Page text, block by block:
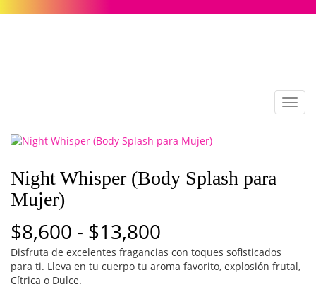
Night Whisper (Body Splash para
Mujer)
$8,600 - $13,800
de
Disfruta de excelentes fragancias con toques sofisticados
para ti. Lleva en tu cuerpo tu aroma favorito, explosión frutal,
Cítrica o Dulce.